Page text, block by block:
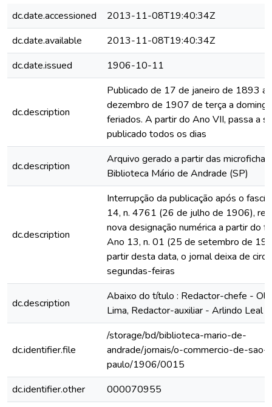
dc.date.accessioned
2013-11-08T19:40:34Z
dc.date.available
2013-11-08T19:40:34Z
dc.date.issued
1906-10-11
dc.description
Publicado de 17 de janeiro de 1893 a
dezembro de 1907 de terça a
feriados. A partir do Ano VII, passa a
publicado todos os dias
dc.description
Arquivo gerado a partir das
Biblioteca Mário de Andrade (SP)
dc.description
Interrupção da publicação após o
14, n. 4761 (26 de julho de 1906),
nova designação numérica a partir do
Ano 13, n. 01 (25 de setembro de
partir desta data, o jornal deixa de
segundas-feiras
dc.description
Abaixo do título : Redactor-chefe -
Lima, Redactor-auxiliar - Arlindo Leal
dc.identifier.file
/storage/bd/biblioteca-mario-de-
andrade/jornais/o-commercio-de-sao-
paulo/1906/0015
dc.identifier.other
000070955